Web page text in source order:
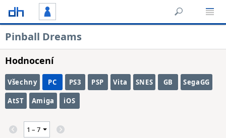
Pinball Dreams
Hodnocení
Všechny PC PS3 PSP Vita SNES GB SegaGG
AtST Amiga iOS